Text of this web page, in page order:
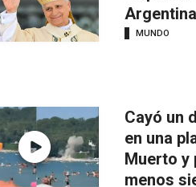
Argentina
MUNDO
Cayó un
en una
Muerto y
menos